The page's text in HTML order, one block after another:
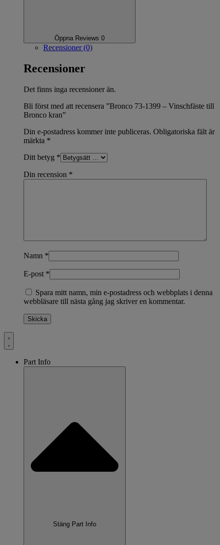
Öppna Reviews 0
Recensioner (0)
Recensioner
Det finns inga recensioner än.
Bli först med att recensera ”Bronco 73-1399 – Vinschfäste till
Bronco kran”
Din e-postadress kommer inte publiceras. Obligatoriska fält är
märkta *
Ditt betyg *
Din recension *
Namn *
E-post *
Spara mitt namn, min e-postadress och webbplats i denna
webbläsare till nästa gång jag skriver en kommentar.
Part Info
Stäng Part Info